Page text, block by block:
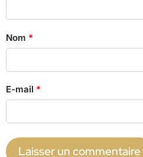
Nom *
E-mail *